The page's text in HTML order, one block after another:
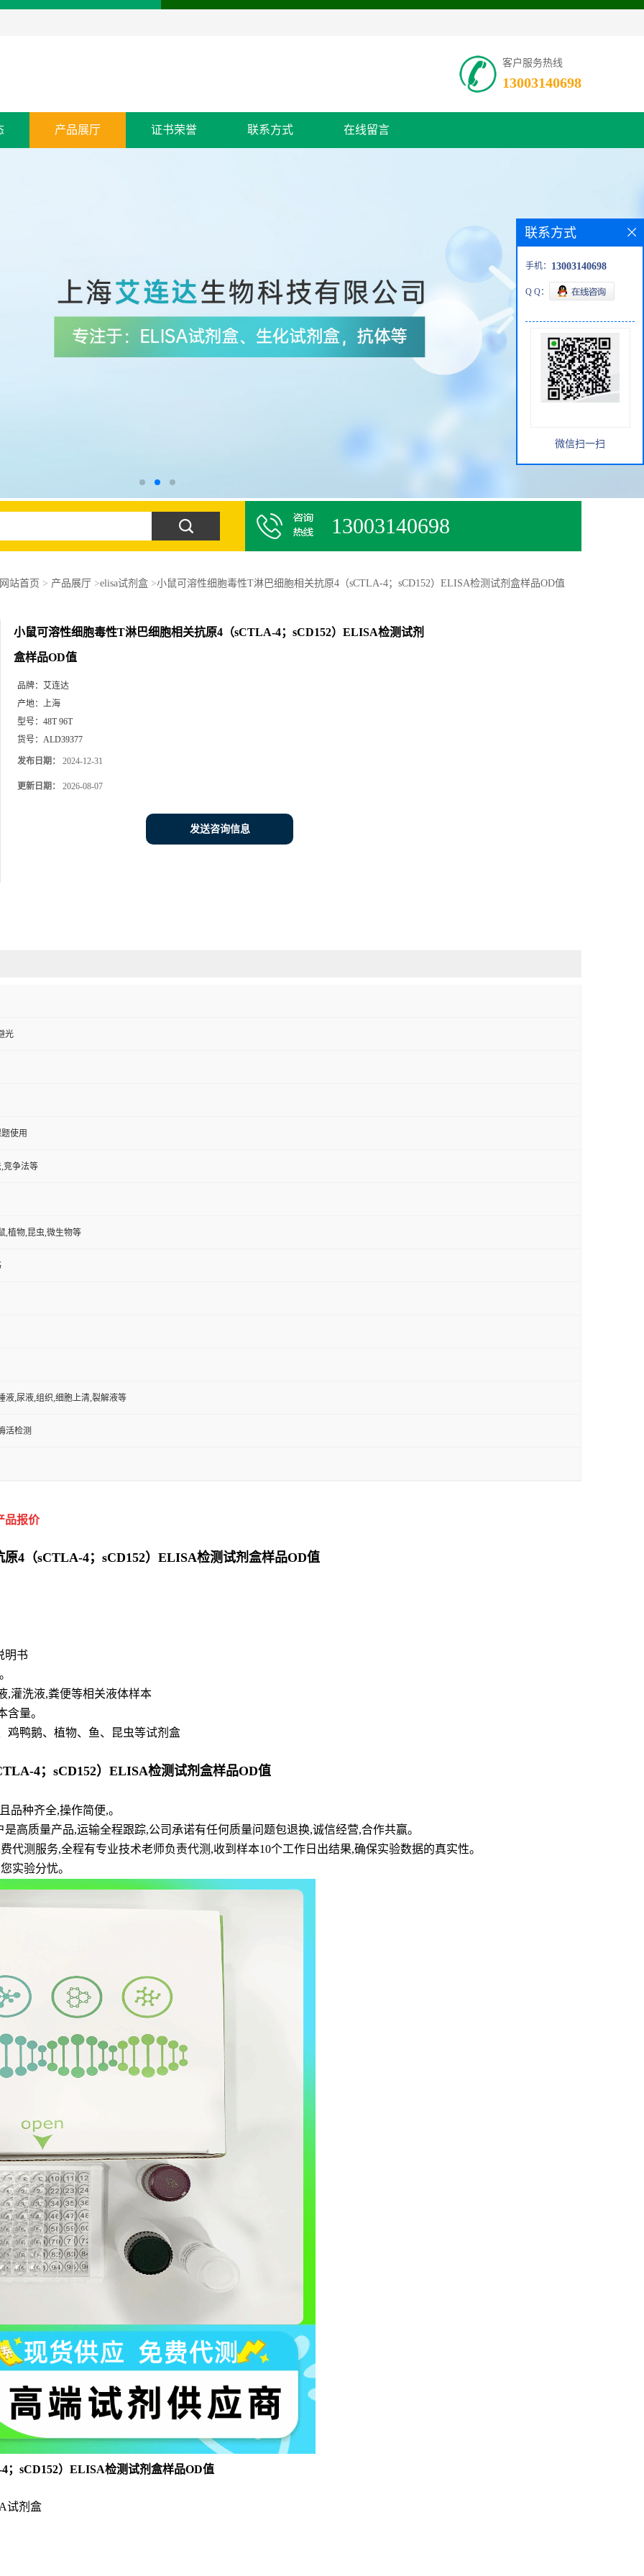
客户服务热线
13003140698
产品展厅 证书荣誉 联系方式 在线留言
13003140698
站首页 > 产品展厅 >elisa试剂盒>小鼠可溶性细胞毒性T淋巴细胞相关抗原4（sCTLA-4；sCD152）ELISA检测试剂盒样品OD值
小鼠可溶性细胞毒性T淋巴细胞相关抗原4（sCTLA-4；sCD152）ELISA检测试剂
盒样品OD值
品牌： 艾连达
产地： 上海
型号： 48T 96T
货号： ALD39377
发布日期： 2024-12-31
更新日期： 2026-08-07
发送咨询信息
光
使用
竞争法等
,植物,昆虫,微生物等
液,尿液,组织,细胞上清,裂解液等
活检测
品报价
4（sCTLA-4；sCD152）ELISA检测试剂盒样品OD值
明书
,灌洗液,粪便等相关液体样本
量。
鸡鸭鹅、植物、鱼、昆虫等试剂盒
4；sCD152）ELISA检测试剂盒样品OD值
品种齐全,操作简便,。
高质量产品,运输全程跟踪,公司承诺有任何质量问题包退换,诚信经营,合作共赢。
代测服务,全程有专业技术老师负责代测,收到样本10个工作日出结果,确保实验数据的真实性。
实验分忧。
；sCD152）ELISA检测试剂盒样品OD值
试剂盒
联系方式
手机： 13003140698
Q Q：
微信扫一扫